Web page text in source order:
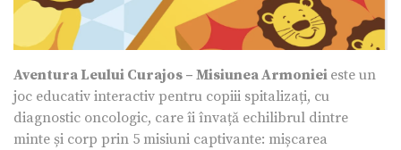
Aventura Leului Curajos – Misiunea Armoniei este un
joc educativ interactiv pentru copiii spitalizați, cu
diagnostic oncologic, care îi învață echilibrul dintre
minte și corp prin 5 misiuni captivante: mișcarea